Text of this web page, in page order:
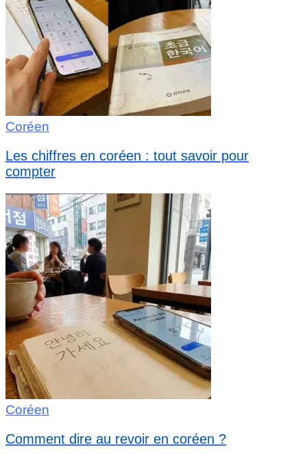
Coréen
Les chiffres en coréen : tout savoir pour
compter
Coréen
Comment dire au revoir en coréen ?